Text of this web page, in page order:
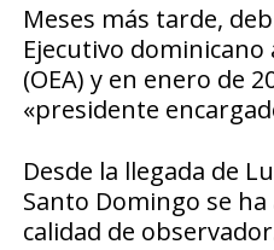
Meses más tarde,
Ejecutivo dominicano
(OEA) y en enero de
«presidente
Desde la llegada de
Santo Domingo se
calidad de